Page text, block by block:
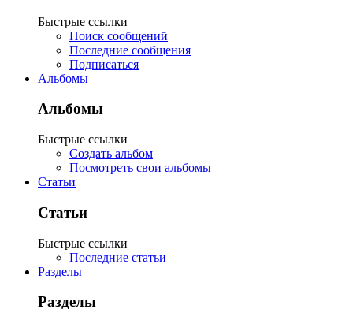
Быстрые ссылки
Поиск сообщений
Последние сообщения
Подписаться
Альбомы
Альбомы
Быстрые ссылки
Создать альбом
Посмотреть свои альбомы
Статьи
Статьи
Быстрые ссылки
Последние статьи
Разделы
Разделы